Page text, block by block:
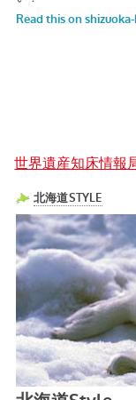
世界遺産知床情報